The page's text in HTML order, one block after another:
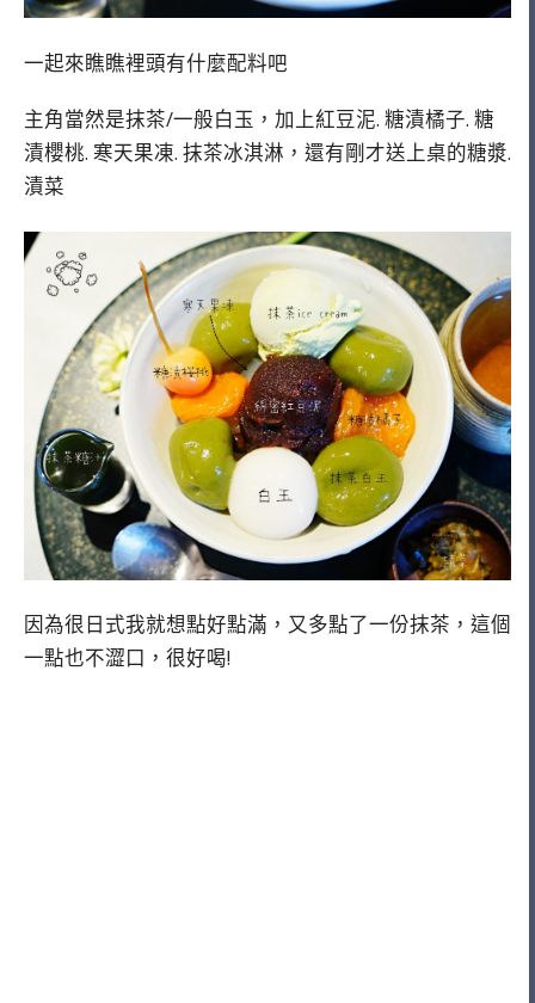
一起來瞧瞧裡頭有什麼配料吧
主角當然是抹茶/一般白玉，加上紅豆泥. 糖漬橘子. 糖
漬櫻桃. 寒天果凍. 抹茶冰淇淋，還有剛才送上桌的糖漿.
漬菜
因為很日式我就想點好點滿，又多點了一份抹茶，這個
一點也不澀口，很好喝!